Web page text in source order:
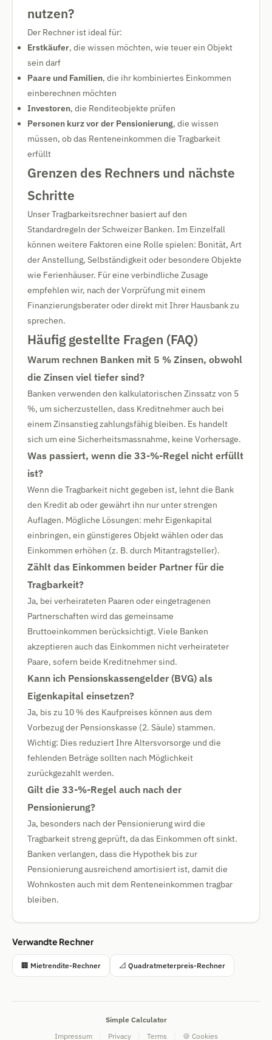
nutzen?
Der Rechner ist ideal für:
Erstkäufer, die wissen möchten, wie teuer ein Objekt
sein darf
Paare und Familien, die ihr kombiniertes Einkommen
einberechnen möchten
Investoren, die Renditeobjekte prüfen
Personen kurz vor der Pensionierung, die wissen
müssen, ob das Renteneinkommen die Tragbarkeit
erfüllt
Grenzen des Rechners und nächste
Schritte
Unser Tragbarkeitsrechner basiert auf den
Standardregeln der Schweizer Banken. Im Einzelfall
können weitere Faktoren eine Rolle spielen: Bonität, Art
der Anstellung, Selbständigkeit oder besondere Objekte
wie Ferienhäuser. Für eine verbindliche Zusage
empfehlen wir, nach der Vorprüfung mit einem
Finanzierungsberater oder direkt mit Ihrer Hausbank zu
sprechen.
Häufig gestellte Fragen (FAQ)
Warum rechnen Banken mit 5 % Zinsen, obwohl
die Zinsen viel tiefer sind?
Banken verwenden den kalkulatorischen Zinssatz von 5
%, um sicherzustellen, dass Kreditnehmer auch bei
einem Zinsanstieg zahlungsfähig bleiben. Es handelt
sich um eine Sicherheitsmassnahme, keine Vorhersage.
Was passiert, wenn die 33-%-Regel nicht erfüllt
ist?
Wenn die Tragbarkeit nicht gegeben ist, lehnt die Bank
den Kredit ab oder gewährt ihn nur unter strengen
Auflagen. Mögliche Lösungen: mehr Eigenkapital
einbringen, ein günstigeres Objekt wählen oder das
Einkommen erhöhen (z. B. durch Mitantragsteller).
Zählt das Einkommen beider Partner für die
Tragbarkeit?
Ja, bei verheirateten Paaren oder eingetragenen
Partnerschaften wird das gemeinsame
Bruttoeinkommen berücksichtigt. Viele Banken
akzeptieren auch das Einkommen nicht verheirateter
Paare, sofern beide Kreditnehmer sind.
Kann ich Pensionskassengelder (BVG) als
Eigenkapital einsetzen?
Ja, bis zu 10 % des Kaufpreises können aus dem
Vorbezug der Pensionskasse (2. Säule) stammen.
Wichtig: Dies reduziert Ihre Altersvorsorge und die
fehlenden Beträge sollten nach Möglichkeit
zurückgezahlt werden.
Gilt die 33-%-Regel auch nach der
Pensionierung?
Ja, besonders nach der Pensionierung wird die
Tragbarkeit streng geprüft, da das Einkommen oft sinkt.
Banken verlangen, dass die Hypothek bis zur
Pensionierung ausreichend amortisiert ist, damit die
Wohnkosten auch mit dem Renteneinkommen tragbar
bleiben.
Verwandte Rechner
🏢 Mietrendite-Rechner 📐 Quadratmeterpreis-Rechner
Simple Calculator
Impressum
Privacy Terms 🍪 Cookies